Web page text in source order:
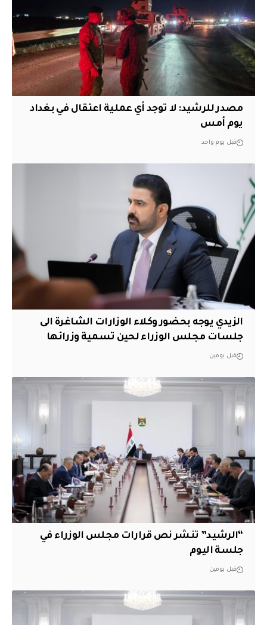
مصدر للرشيد: لا توجد أي عملية اعتقال في بغداد
يوم أمس
قبل يوم واحد
الزيدي يوجه بحضور وكلاء الوزارات الشاغرة الى
جلسات مجلس الوزراء لحين تسمية وزرائها
قبل يومين
“الرشيد” تنشر نص قرارات مجلس الوزراء في
جلسة اليوم
قبل يومين